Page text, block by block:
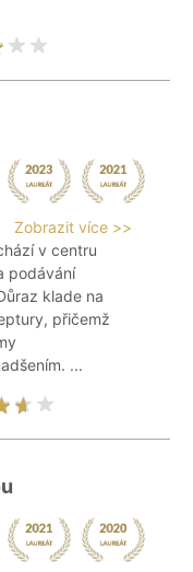
Zobrazit více >>
v centru
podávání
klade na
přičemž
...